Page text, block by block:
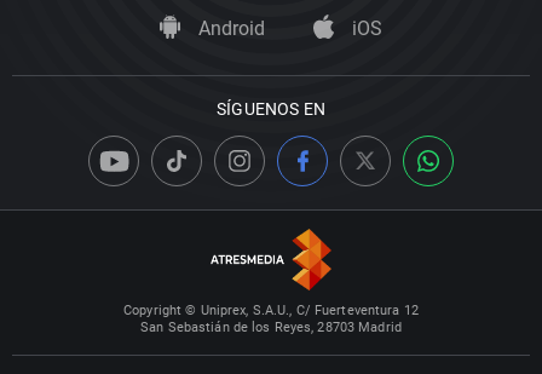
Android iOS
SÍGUENOS EN
Copyright © Uniprex, S.A.U., C/ Fuerteventura 12
San Sebastián de los Reyes, 28703 Madrid